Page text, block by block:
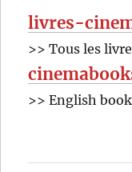
livres-
>> Tous les
>> English